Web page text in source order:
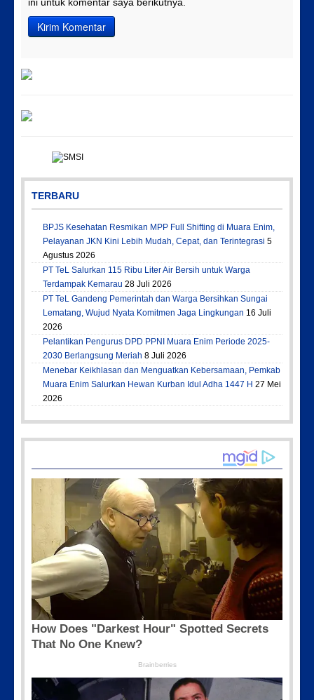
TERBARU
BPJS Kesehatan Resmikan MPP Full Shifting di Muara Enim,
Pelayanan JKN Kini Lebih Mudah, Cepat, dan Terintegrasi 5
Agustus 2026
PT TeL Salurkan 115 Ribu Liter Air Bersih untuk Warga
Terdampak Kemarau 28 Juli 2026
PT TeL Gandeng Pemerintah dan Warga Bersihkan Sungai
Lematang, Wujud Nyata Komitmen Jaga Lingkungan 16 Juli
2026
Pelantikan Pengurus DPD PPNI Muara Enim Periode 2025-
2030 Berlangsung Meriah 8 Juli 2026
Menebar Keikhlasan dan Menguatkan Kebersamaan, Pemkab
Muara Enim Salurkan Hewan Kurban Idul Adha 1447 H 27 Mei
2026